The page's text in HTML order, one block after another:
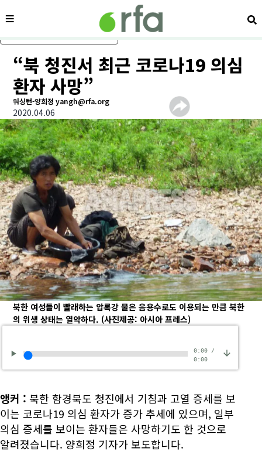
메인 콘텐츠로 건너뛰기
메뉴 검
“북 청진서 최근 코로나19 의심
환자 사망”
워싱턴-양희정 yangh@rfa.org
2020.04.06
북한 여성들이 빨래하는 압록강 물은 음용수로도 이용되는 만큼 북한
의 위생 상태는 열악하다. (사진제공: 아시아 프레스)
0:00/
0:00
앵커 : 북한 함경북도 청진에서 기침과 고열 증세를 보
이는 코로나19 의심 환자가 증가 추세에 있으며, 일부
의심 증세를 보이는 환자들은 사망하기도 한 것으로
알려졌습니다. 양희정 기자가 보도합니다.